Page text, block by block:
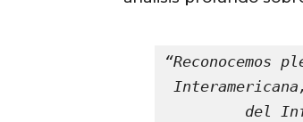
“Reconocemos
del